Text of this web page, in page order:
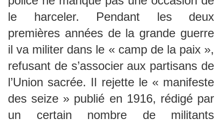
le harceler. Pendant les deux
premières années de la grande guerre
il va militer dans le « camp de la paix »,
refusant de s’associer aux partisans de
l’Union sacrée. Il rejette le « manifeste
des seize » publié en 1916, rédigé par
un certain nombre de militants